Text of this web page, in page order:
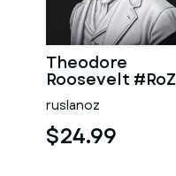
Theodore
Roosevelt #RoZ
ruslanoz
$24.99